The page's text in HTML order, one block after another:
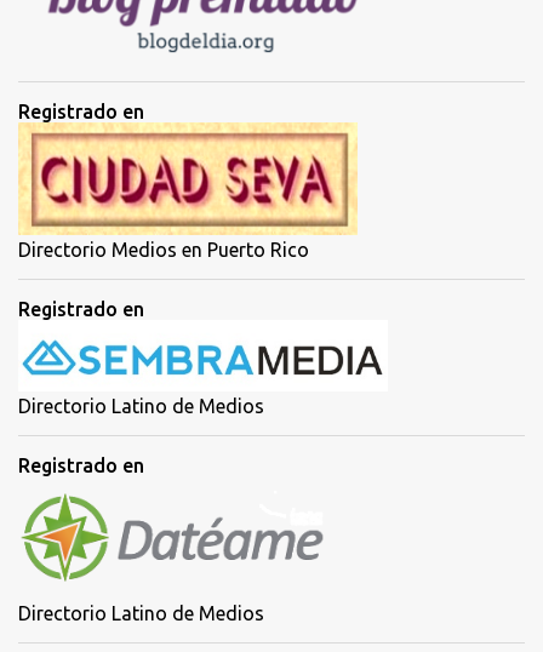
s
Registrado en
Directorio Medios en Puerto Rico
Registrado en
Directorio Latino de Medios
Registrado en
Directorio Latino de Medios